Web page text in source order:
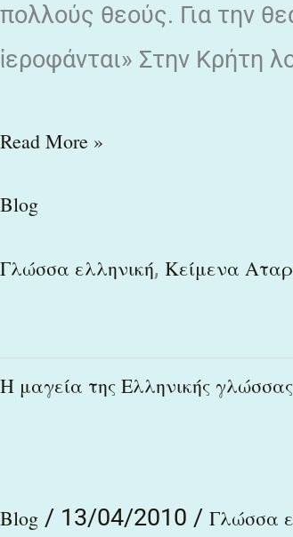
πολλούς θεούς. Για την
ἱεροφάνται» Στην Κρήτη
Read More »
Blog
Γλώσσα ελληνική, Κείμενα
Η μαγεία της Ελληνικής γλώσσας
Blog / 13/04/2010 / Γλώσσα
Η
γλώσσας